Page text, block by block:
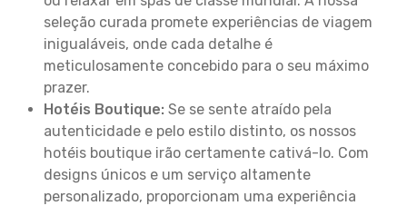
seleção curada promete experiências de viagem
inigualáveis, onde cada detalhe é
meticulosamente concebido para o seu máximo
prazer.
Hotéis Boutique: Se se sente atraído pela
autenticidade e pelo estilo distinto, os nossos
hotéis boutique irão certamente cativá-lo. Com
designs únicos e um serviço altamente
personalizado, proporcionam uma experiência